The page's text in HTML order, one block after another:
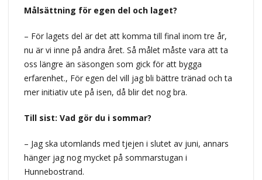
Målsättning för egen del och laget?
– För lagets del är det att komma till final inom tre år,
nu är vi inne på andra året. Så målet måste vara att ta
oss längre än säsongen som gick för att bygga
erfarenhet., För egen del vill jag bli bättre tränad och ta
mer initiativ ute på isen, då blir det nog bra.
Till sist: Vad gör du i sommar?
– Jag ska utomlands med tjejen i slutet av juni, annars
hänger jag nog mycket på sommarstugan i
Hunnebostrand.